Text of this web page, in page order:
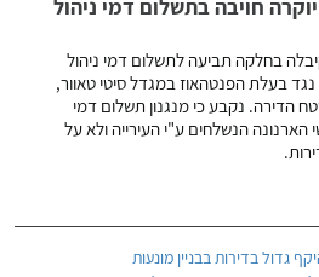
חויבה בתשלום דמי ניהול
בחלקה תביעה לתשלום דמי ניהול
בעלת הפנטהאוז במגדל סיטי טאוור,
הדירה. נקבע כי מנגנון תשלום דמי
הארנונה הנשלחים ע"י העירייה ולא על